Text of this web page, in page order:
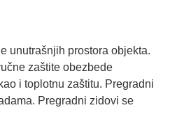
unutrašnjih prostora objekta.
zaštite obezbede
i toplotnu zaštitu. Pregradni
Pregradni zidovi se